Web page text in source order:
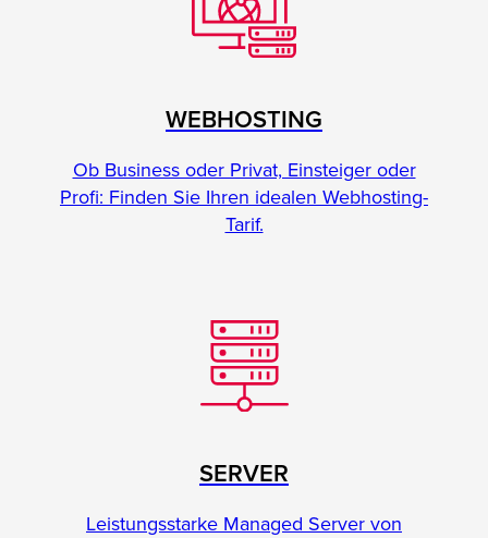
WEBHOSTING
Ob Business oder Privat, Einsteiger oder
Profi: Finden Sie Ihren idealen Webhosting-
Tarif.
SERVER
Leistungsstarke Managed Server von